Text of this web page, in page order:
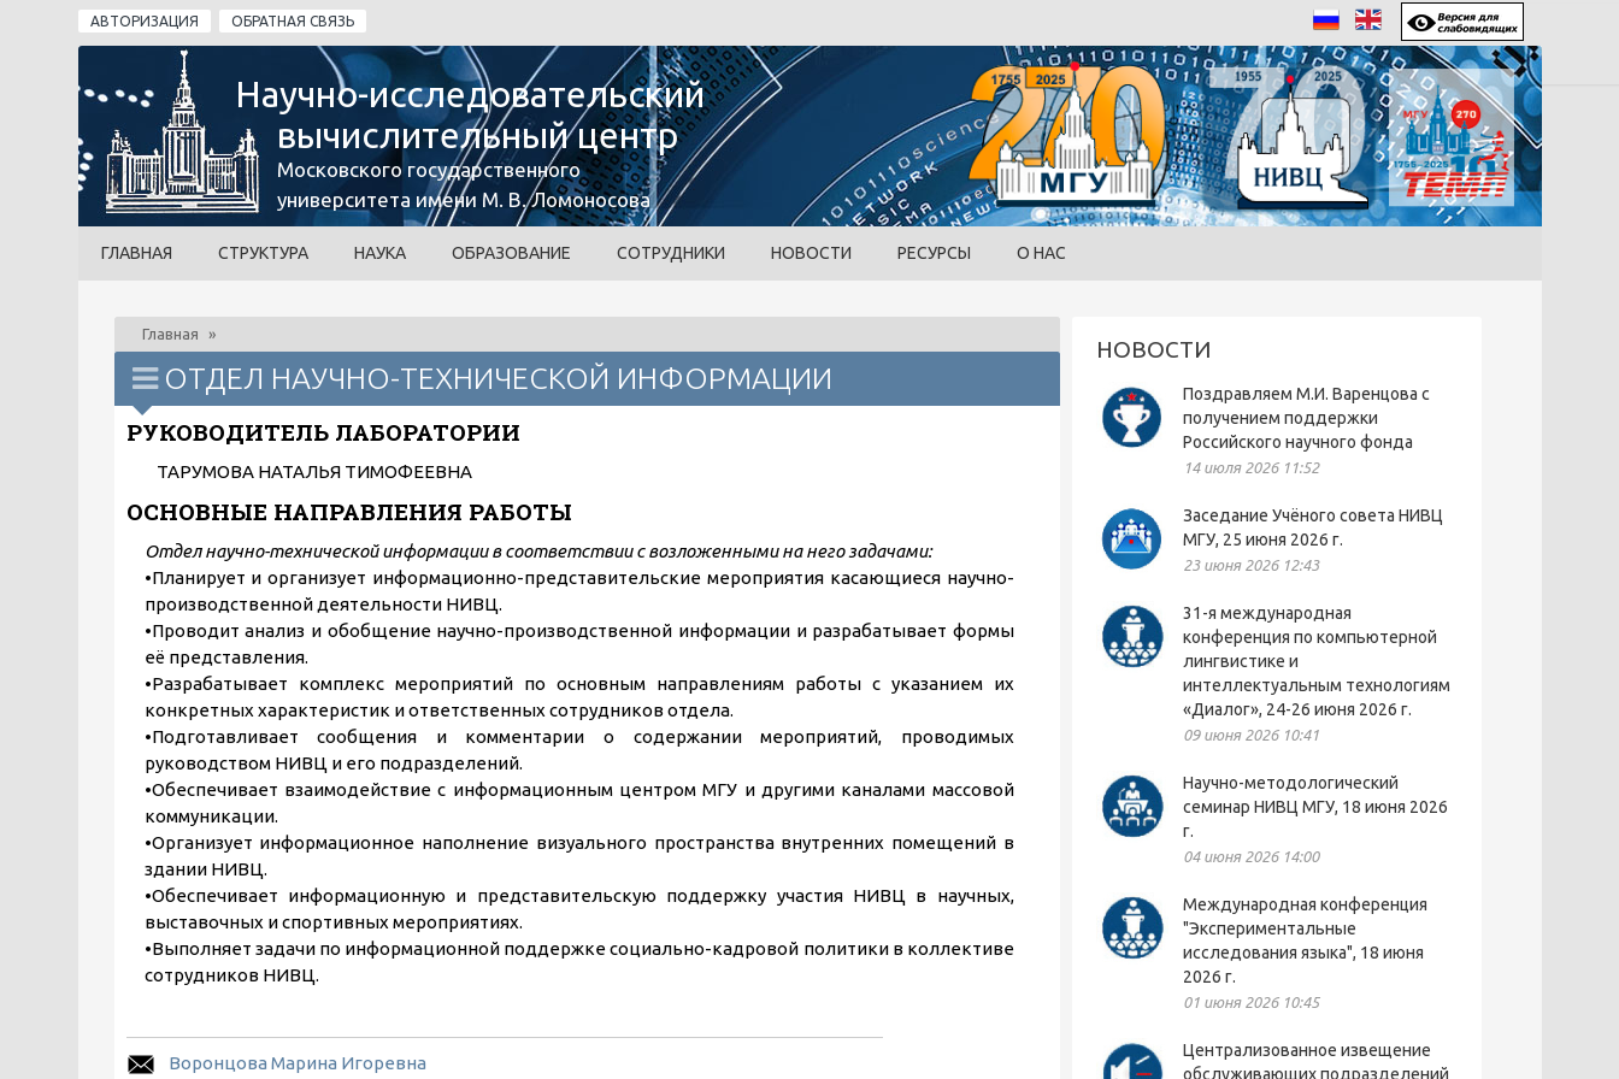
Перейти к основному содержанию
АВТОРИЗАЦИЯ ОБРАТНАЯ СВЯЗЬ
Научно-исследовательский
вычислительный центр
Московского государственного
университета имени М. В. Ломоносова
ГЛАВНАЯ СТРУКТУРА НАУКА ОБРАЗОВАНИЕ СОТРУДНИКИ НОВОСТИ РЕСУРСЫ О НАС
Главная »
ОТДЕЛ НАУЧНО-ТЕХНИЧЕСКОЙ ИНФОРМАЦИИ
РУКОВОДИТЕЛЬ ЛАБОРАТОРИИ
ТАРУМОВА НАТАЛЬЯ ТИМОФЕЕВНА
ОСНОВНЫЕ НАПРАВЛЕНИЯ РАБОТЫ
Отдел научно-технической информации в соответствии с возложенными на него задачами:
•Планирует и организует информационно-представительские мероприятия касающиеся научно-
производственной деятельности НИВЦ.
•Проводит анализ и обобщение научно-производственной информации и разрабатывает формы
её представления.
•Разрабатывает комплекс мероприятий по основным направлениям работы с указанием их
конкретных характеристик и ответственных сотрудников отдела.
•Подготавливает сообщения и комментарии о содержании мероприятий, проводимых
руководством НИВЦ и его подразделений.
•Обеспечивает взаимодействие с информационным центром МГУ и другими каналами массовой
коммуникации.
•Организует информационное наполнение визуального пространства внутренних помещений в
здании НИВЦ.
•Обеспечивает информационную и представительскую поддержку участия НИВЦ в научных,
выставочных и спортивных мероприятиях.
•Выполняет задачи по информационной поддержке социально-кадровой политики в коллективе
сотрудников НИВЦ.
Воронцова Марина Игоревна
НОВОСТИ
Поздравляем М.И. Варенцова с
получением поддержки
Российского научного фонда
14 июля 2026 11:52
Заседание Учёного совета НИВЦ
МГУ, 25 июня 2026 г.
23 июня 2026 12:43
31-я международная
конференция по компьютерной
лингвистике и
интеллектуальным технологиям
«Диалог», 24-26 июня 2026 г.
09 июня 2026 10:41
Научно-методологический
семинар НИВЦ МГУ, 18 июня 2026
г.
04 июня 2026 14:00
Международная конференция
"Экспериментальные
исследования языка", 18 июня
2026 г.
01 июня 2026 10:45
Централизованное извещение
обслуживающих подразделений